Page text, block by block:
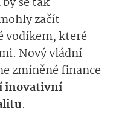
začít
vodíkem, které
Nový vládní
zmíněné finance
inovativní
.